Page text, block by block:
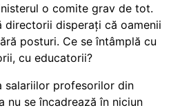
o comite grav de tot.
directorii disperați că oamenii
posturi. Ce se întâmplă cu
cu educatorii?
salariilor profesorilor din
nu se încadrează în niciun